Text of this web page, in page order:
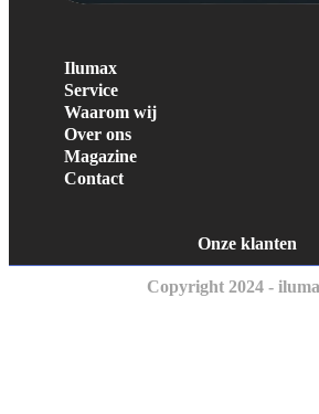
Ilumax
Service
Waarom wij
Over ons
Magazine
Contact
Onze klanten
Copyright 2024 -